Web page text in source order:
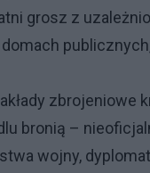
grosz z
domach
bronią –
wojny,